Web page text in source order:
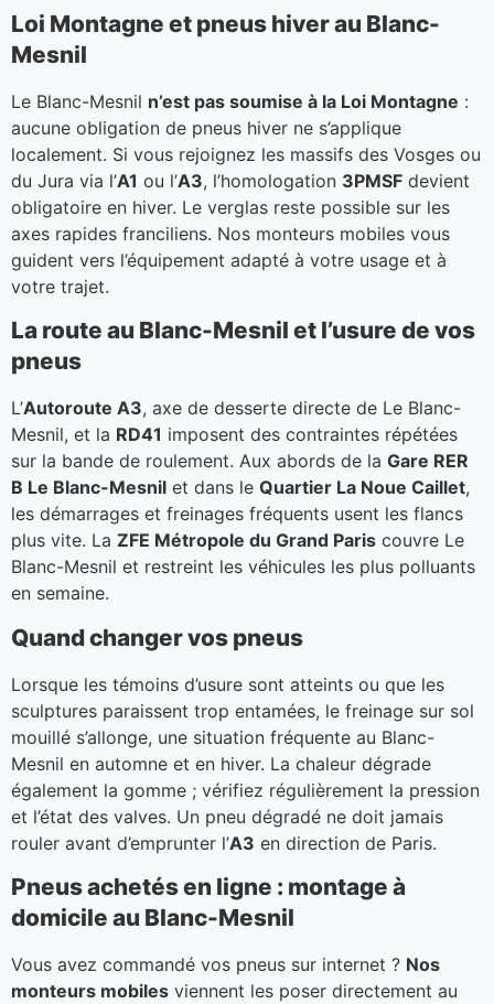
Loi Montagne et pneus hiver au Blanc-
Mesnil
Le Blanc-Mesnil n’est pas soumise à la Loi Montagne :
aucune obligation de pneus hiver ne s’applique
localement. Si vous rejoignez les massifs des Vosges ou
du Jura via l’A1 ou l’A3, l’homologation 3PMSF devient
obligatoire en hiver. Le verglas reste possible sur les
axes rapides franciliens. Nos monteurs mobiles vous
guident vers l’équipement adapté à votre usage et à
votre trajet.
La route au Blanc-Mesnil et l’usure de vos
pneus
L’Autoroute A3, axe de desserte directe de Le Blanc-
Mesnil, et la RD41 imposent des contraintes répétées
sur la bande de roulement. Aux abords de la Gare RER
B Le Blanc-Mesnil et dans le Quartier La Noue Caillet,
les démarrages et freinages fréquents usent les flancs
plus vite. La ZFE Métropole du Grand Paris couvre Le
Blanc-Mesnil et restreint les véhicules les plus polluants
en semaine.
Quand changer vos pneus
Lorsque les témoins d’usure sont atteints ou que les
sculptures paraissent trop entamées, le freinage sur sol
mouillé s’allonge, une situation fréquente au Blanc-
Mesnil en automne et en hiver. La chaleur dégrade
également la gomme ; vérifiez régulièrement la pression
et l’état des valves. Un pneu dégradé ne doit jamais
rouler avant d’emprunter l’A3 en direction de Paris.
Pneus achetés en ligne : montage à
domicile au Blanc-Mesnil
Vous avez commandé vos pneus sur internet ? Nos
monteurs mobiles viennent les poser directement au